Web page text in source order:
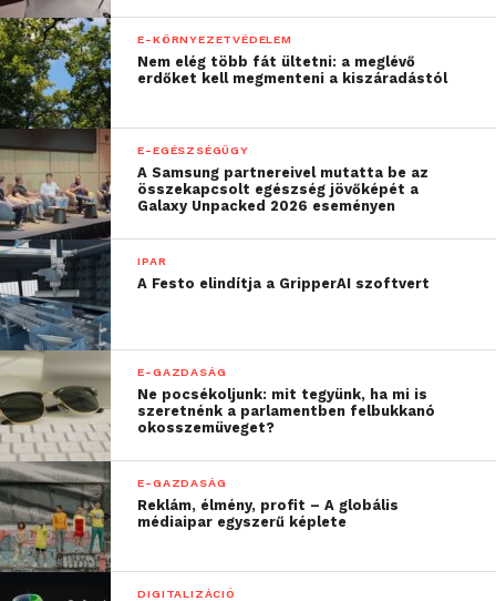
E-KÖRNYEZETVÉDELEM
Nem elég több fát ültetni: a meglévő
erdőket kell megmenteni a kiszáradástól
E-EGÉSZSÉGÜGY
A Samsung partnereivel mutatta be az
összekapcsolt egészség jövőképét a
Galaxy Unpacked 2026 eseményen
IPAR
A Festo elindítja a GripperAI szoftvert
E-GAZDASÁG
Ne pocsékoljunk: mit tegyünk, ha mi is
szeretnénk a parlamentben felbukkanó
okosszemüveget?
E-GAZDASÁG
Reklám, élmény, profit – A globális
médiaipar egyszerű képlete
DIGITALIZÁCIÓ